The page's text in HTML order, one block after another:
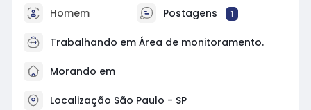
Homem Postagens 1
Trabalhando em Área de monitoramento.
Morando em
Localização São Paulo - SP